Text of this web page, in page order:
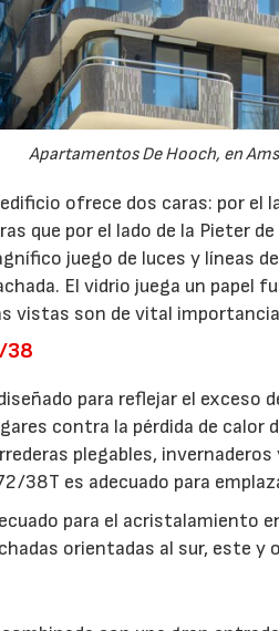
Apartamentos De Hooch, en
ofrece dos caras: por el
que por el lado de la Pieter
juego de luces y líneas
El vidrio juega un papel
vistas son de vital
38
para reflejar el
contra la pérdida de
plegables,
38T es adecuado para
para el acristalamiento
orientadas al sur, este y